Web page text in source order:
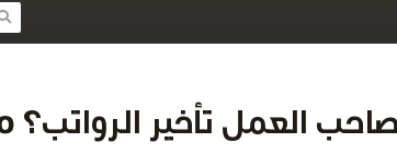
الرواتب؟ 5 حالات يوضحها نظام العمل السعودي